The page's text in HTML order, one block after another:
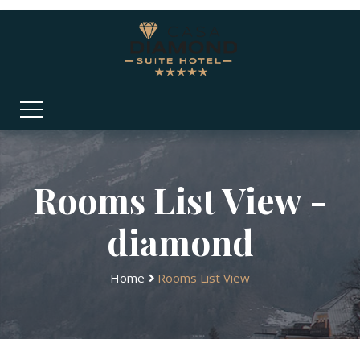
Rooms List View -
diamond
Home Rooms List View